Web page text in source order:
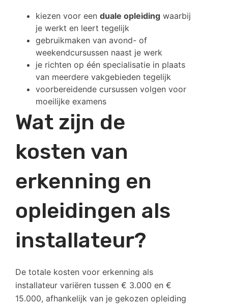
kiezen voor een duale opleiding waarbij
je werkt en leert tegelijk
gebruikmaken van avond- of
weekendcursussen naast je werk
je richten op één specialisatie in plaats
van meerdere vakgebieden tegelijk
voorbereidende cursussen volgen voor
moeilijke examens
Wat zijn de
kosten van
erkenning en
opleidingen als
installateur?
De totale kosten voor erkenning als
installateur variëren tussen € 3.000 en €
15.000, afhankelijk van je gekozen opleiding